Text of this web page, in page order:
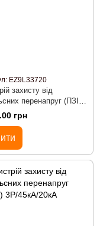
EZ9L33720
захисту від
перенапруг (ПЗІП)
10кА/1,3кВ
грн